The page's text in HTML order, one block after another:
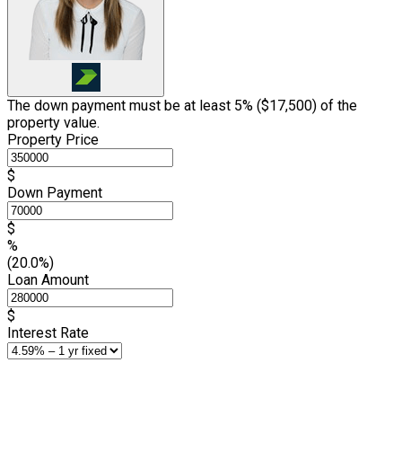
The down payment must be at least 5% ($17,500) of the
property value.
Property Price
$
Down Payment
$
%
(20.0%)
Loan Amount
$
Interest Rate